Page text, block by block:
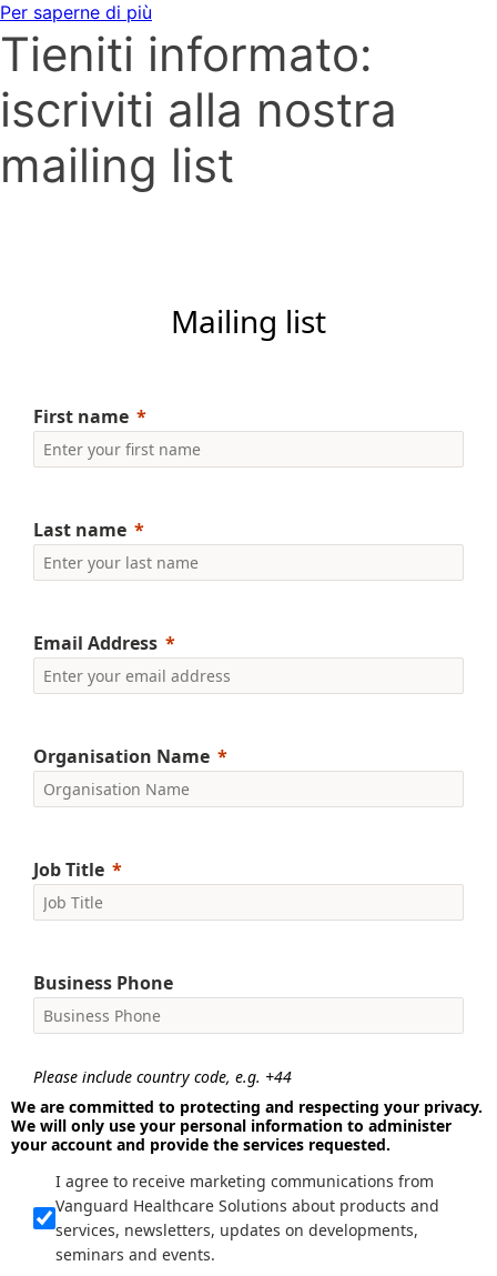
Per saperne di più
Tieniti informato:
iscriviti alla nostra
mailing list
Mailing list
First name
Last name
Email Address
Organisation Name
Job Title
Business Phone
Please include country code, e.g. +44
We are committed to protecting and respecting your privacy.
We will only use your personal information to administer
your account and provide the services requested.
I agree to receive marketing communications from
Vanguard Healthcare Solutions about products and
services, newsletters, updates on developments,
seminars and events.